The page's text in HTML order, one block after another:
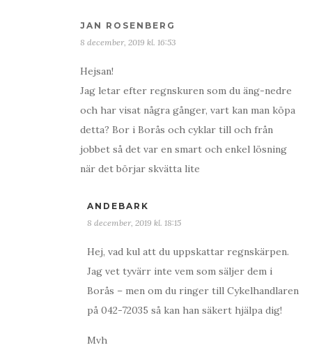
JAN ROSENBERG
8 december, 2019 kl. 16:53
Hejsan!
Jag letar efter regnskuren som du äng-nedre
och har visat några gånger, vart kan man köpa
detta? Bor i Borås och cyklar till och från
jobbet så det var en smart och enkel lösning
när det börjar skvätta lite
ANDEBARK
8 december, 2019 kl. 18:15
Hej, vad kul att du uppskattar regnskärpen.
Jag vet tyvärr inte vem som säljer dem i
Borås – men om du ringer till Cykelhandlaren
på 042-72035 så kan han säkert hjälpa dig!
Mvh